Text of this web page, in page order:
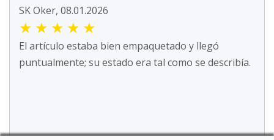
SK Oker, 08.01.2026
★ ★ ★ ★ ★
El artículo estaba bien empaquetado y llegó
puntualmente; su estado era tal como se describía.